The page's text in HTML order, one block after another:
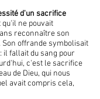
d'un sacrifice
qu'il ne pouvait
reconnaître son
Son offrande symbolisait
fallait du sang pour
c'est le sacrifice
de Dieu, qui nous
avait compris cela,